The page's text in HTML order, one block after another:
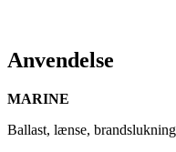
Anvendelse
MARINE
Ballast, lænse,